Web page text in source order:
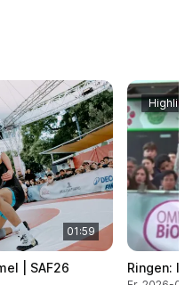
01:59
| SAF26 Ringen: